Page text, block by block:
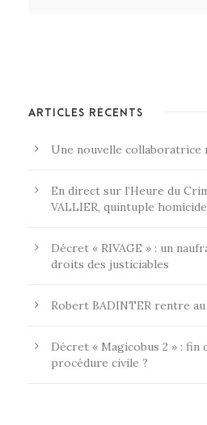
ARTICLES RÉCENTS
Une nouvelle collaboratrice
En direct sur l’Heure du
VALLIER, quintuple
Décret « RIVAGE » : un
droits des justiciables
Robert BADINTER rentre
Décret « Magicobus 2 » : fin
procédure civile ?